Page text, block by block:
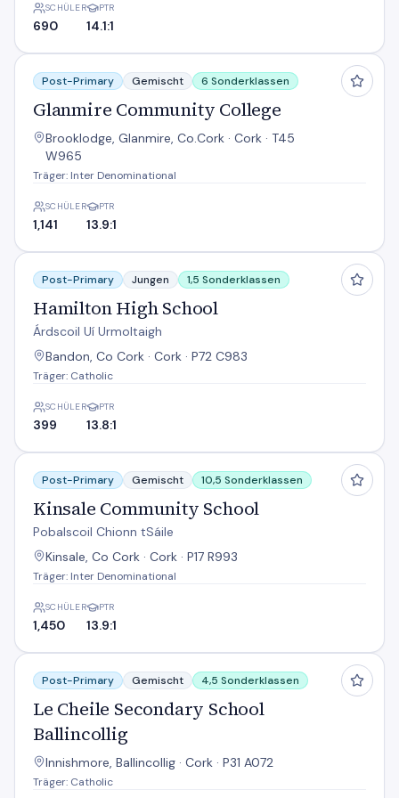
SCHÜLER
690
PTR
14.1:1
Glanmire Community College
Post-Primary Gemischt 6 Sonderklassen
Glanmire Community College
Brooklodge, Glanmire, Co.Cork · Cork · T45
W965
Träger: Inter Denominational
SCHÜLER
1,141
PTR
13.9:1
Hamilton High School
Post-Primary Jungen 1,5 Sonderklassen
Hamilton High School
Árdscoil Uí Urmoltaigh
Bandon, Co Cork · Cork · P72 C983
Träger: Catholic
SCHÜLER
399
PTR
13.8:1
Kinsale Community School
Post-Primary Gemischt 10,5 Sonderklassen
Kinsale Community School
Pobalscoil Chionn tSáile
Kinsale, Co Cork · Cork · P17 R993
Träger: Inter Denominational
SCHÜLER
1,450
PTR
13.9:1
Le Cheile Secondary School Ballincollig
Post-Primary Gemischt 4,5 Sonderklassen
Le Cheile Secondary School
Ballincollig
Innishmore, Ballincollig · Cork · P31 A072
Träger: Catholic